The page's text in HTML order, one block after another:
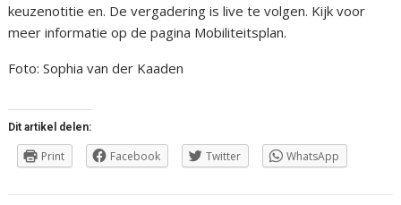
keuzenotitie en. De vergadering is live te volgen. Kijk voor
meer informatie op de pagina Mobiliteitsplan.
Foto: Sophia van der Kaaden
Dit artikel delen:
Print Facebook Twitter WhatsApp